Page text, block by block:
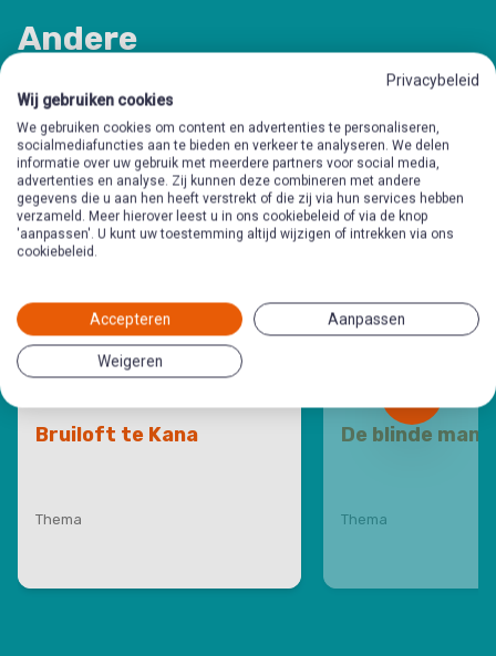
Andere
preekschrijfkaarten
in deze
categorie
Bruiloft te Kana
Thema
De blinde man
Thema
Privacybeleid
Wij gebruiken cookies
We gebruiken cookies om content en advertenties te personaliseren,
socialmediafuncties aan te bieden en verkeer te analyseren. We delen
informatie over uw gebruik met meerdere partners voor social media,
advertenties en analyse. Zij kunnen deze combineren met andere
gegevens die u aan hen heeft verstrekt of die zij via hun services hebben
verzameld. Meer hierover leest u in ons cookiebeleid of via de knop
'aanpassen'. U kunt uw toestemming altijd wijzigen of intrekken via ons
cookiebeleid.
Accepteren Aanpassen
Weigeren